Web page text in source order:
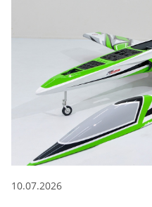
10.07.2026